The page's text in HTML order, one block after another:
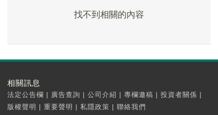
找不到相關的內容
相關訊息
法定公告欄 | 廣告查詢 | 公司介紹 | 專欄邀稿 | 投資者關係 |
版權聲明 | 重要聲明 | 私隱政策 | 聯絡我們